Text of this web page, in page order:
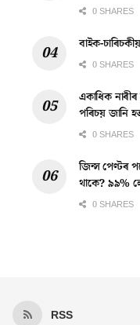
0 SHARES
বাইক-
0 SHARES
একাধিক
পৰিচয় জানি
0 SHARES
জিন্স পেণ্টৰ
থাকে? ৯৯%
0 SHARES
RSS